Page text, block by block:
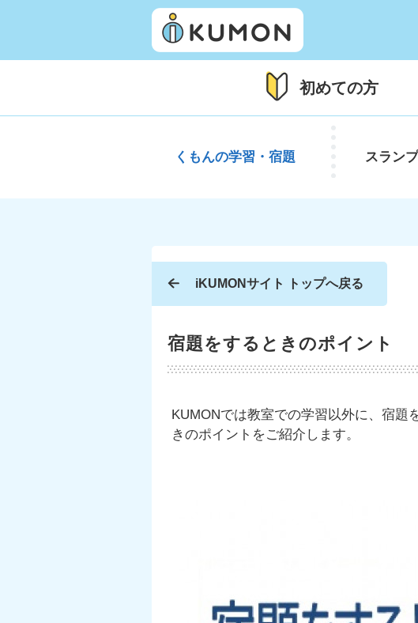
初めての方
くもんの学習・宿題 スラン
iKUMONサイト トップへ戻る
宿題をするときのポイント
KUMONでは教室での学習以外に、宿題
きのポイントをご紹介します。